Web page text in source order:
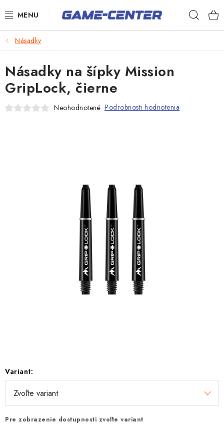
na
Šípky
Poker
Stolný futbal
Násadky
Variant:
Pre zobrazenie dostupnosti zvoľte variant
Násadky na šípky Mission
GripLock, čierne
Neohodnotené Podrobnosti hodnotenia